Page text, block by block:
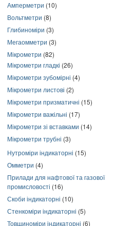
Амперметри (10)
Вольтметри (8)
Глибиноміри (3)
Мегаомметри (3)
Мікрометри (82)
Мікрометри гладкі (26)
Мікрометри зубомірні (4)
Мікрометри листові (2)
Мікрометри призматичні (15)
Мікрометри важільні (17)
Мікрометри зі вставками (14)
Мікрометри трубні (3)
Нутроміри індикаторні (15)
Омметри (4)
Прилади для нафтової та газової
промисловості (16)
Скоби індикаторні (10)
Стенкоміри індикаторні (5)
Товщиноміри індикаторні (6)